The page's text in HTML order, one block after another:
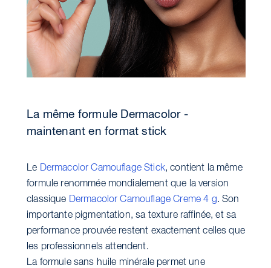
La même formule Dermacolor -
maintenant en format stick
Le Dermacolor Camouflage Stick, contient la même
formule renommée mondialement que la version
classique Dermacolor Camouflage Creme 4 g. Son
importante pigmentation, sa texture raffinée, et sa
performance prouvée restent exactement celles que
les professionnels attendent.
La formule sans huile minérale permet une